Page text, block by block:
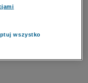
tym celu mogą zostać
i prezentacji reklam i
wszystko